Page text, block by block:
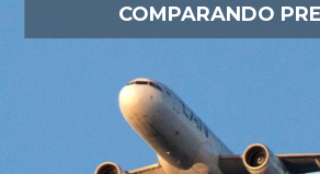
COMPARANDO